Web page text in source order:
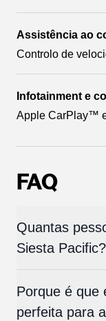
Assistência ao
Controlo de
Infotainment e
Apple CarPlay™
FAQ
Quantas
Siesta Pacific?
Porque é que
perfeita para